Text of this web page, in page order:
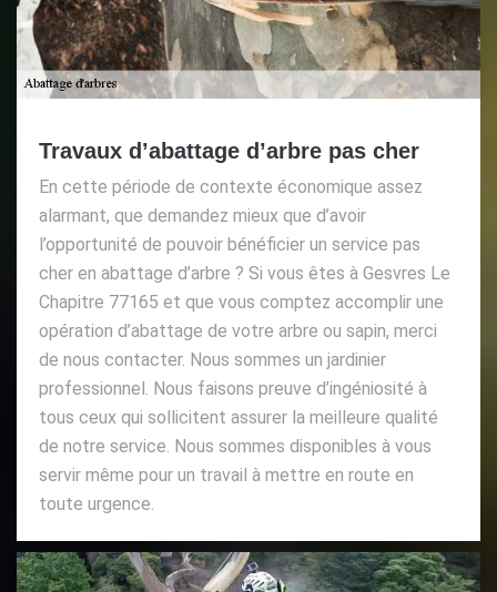
Travaux d’abattage d’arbre pas cher
En cette période de contexte économique assez
alarmant, que demandez mieux que d’avoir
l’opportunité de pouvoir bénéficier un service pas
cher en abattage d’arbre ? Si vous êtes à Gesvres Le
Chapitre 77165 et que vous comptez accomplir une
opération d’abattage de votre arbre ou sapin, merci
de nous contacter. Nous sommes un jardinier
professionnel. Nous faisons preuve d’ingéniosité à
tous ceux qui sollicitent assurer la meilleure qualité
de notre service. Nous sommes disponibles à vous
servir même pour un travail à mettre en route en
toute urgence.